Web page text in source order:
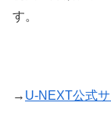
す。
→ U-NEXT公式サ